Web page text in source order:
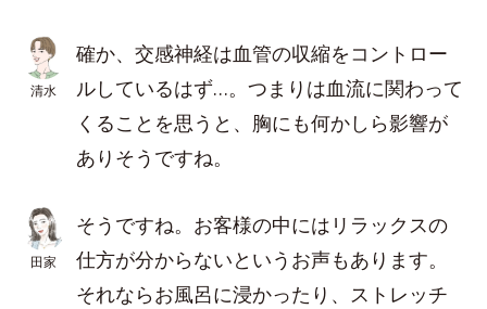
清水
確か、交感神経は血管の収縮をコントロー
ルしているはず…。つまりは血流に関わって
くることを思うと、胸にも何かしら影響が
ありそうですね。
田家
そうですね。お客様の中にはリラックスの
仕方が分からないというお声もあります。
それならお風呂に浸かったり、ストレッチ